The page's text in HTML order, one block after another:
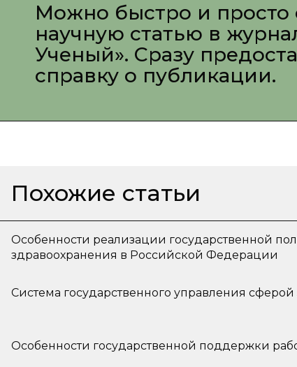
Можно быстро и просто
научную статью в
Ученый». Сразу
справку о публикации.
Похожие статьи
Особенности реализации государственной
здравоохранения в Российской Федерации
Система государственного управления
Особенности государственной поддержки